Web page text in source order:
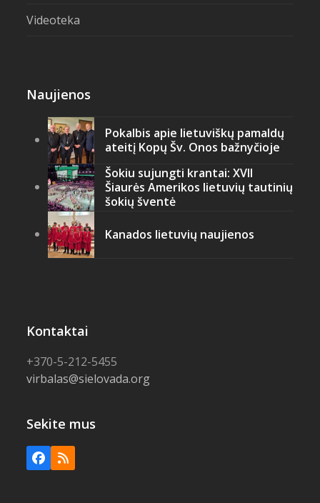
Videoteka
Naujienos
Pokalbis apie lietuviškų pamaldų
ateitį Kopų Šv. Onos bažnyčioje
Šokiu sujungti krantai: XVII
Šiaurės Amerikos lietuvių tautinių
šokių šventė
Kanados lietuvių naujienos
Kontaktai
+370-5-212-5455
virbalas@sielovada.org
Sekite mus
Facebook
RSS